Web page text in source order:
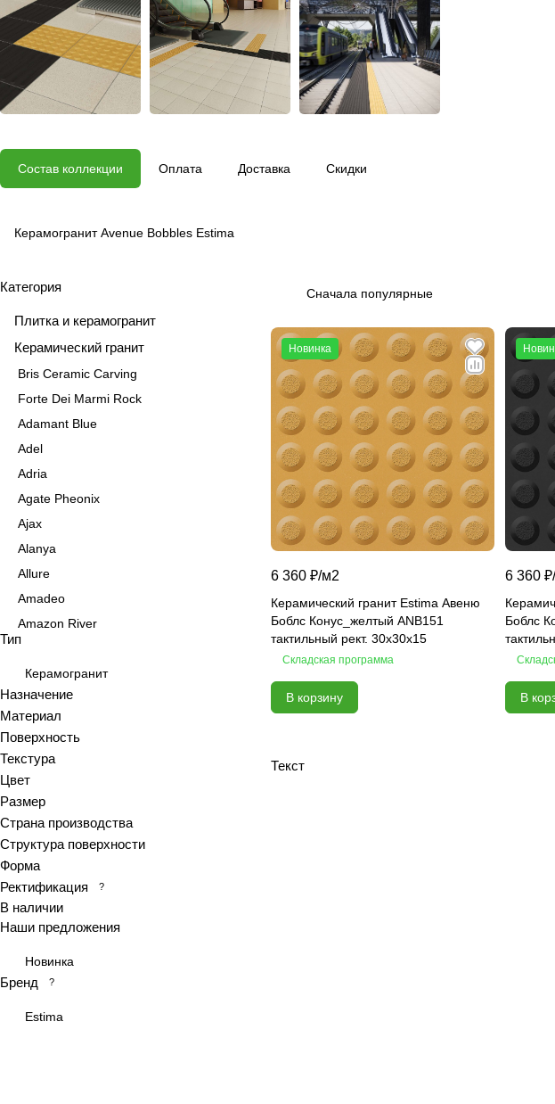
Состав коллекции Оплата Доставка Скидки
Керамогранит Avenue Bobbles Estima
Сначала популярные
Новинка
6 360 ₽/м2
Керамический гранит Estima Авеню
Боблс Конус_желтый ANB151
тактильный рект. 30x30x15
Складская программа
В корзину
6 360 ₽/
Боблс
В
Текст
Категория
Плитка и керамогранит
Керамический гранит
Bris Ceramic Carving
Forte Dei Marmi Rock
Adamant Blue
Adel
Adria
Agate Pheonix
Ajax
Alanya
Allure
Amadeo
Amazon River
Amber Agate
American Calacatta
Andrea
Antiquewood
Aragon
Arena
Argentina
Armani marble
Art
Art Ceramic 60х120
Arts
At.Elite
Тип
Керамогранит
Назначение
Материал
Поверхность
Текстура
Цвет
Размер
Страна производства
Структура поверхности
Форма
Ректификация
?
В наличии
Наши предложения
Новинка
Бренд ?
Estima